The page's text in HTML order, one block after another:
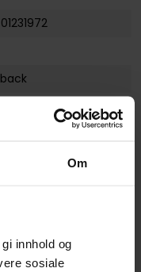
Om
innhold og
sosiale
Cully
Jason Masters
Jason
David Hahn, Diego